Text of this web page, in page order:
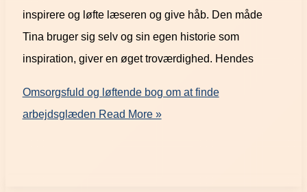
inspirere og løfte læseren og give håb. Den måde
Tina bruger sig selv og sin egen historie som
inspiration, giver en øget troværdighed. Hendes
Omsorgsfuld og løftende bog om at finde
arbejdsglæden Read More »